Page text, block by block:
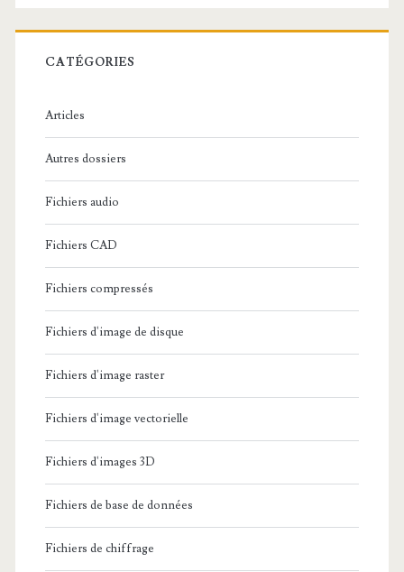
r
c
:
CATÉGORIES
Articles
Autres dossiers
Fichiers audio
Fichiers CAD
Fichiers compressés
Fichiers d'image de disque
Fichiers d'image raster
Fichiers d'image vectorielle
Fichiers d'images 3D
Fichiers de base de données
Fichiers de chiffrage